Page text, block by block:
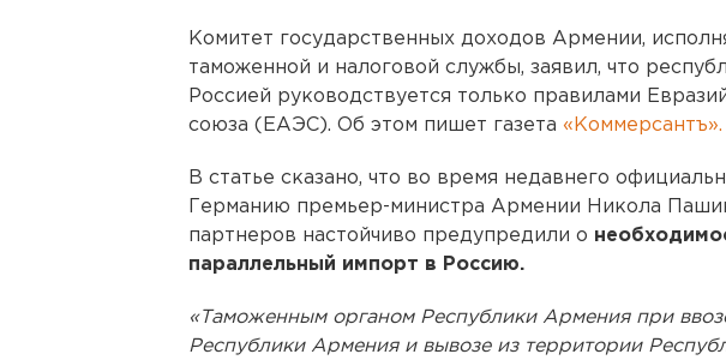
Комитет государственных доходов Армении,
таможенной и налоговой службы, заявил, что
Россией руководствуется только правилами
союза (ЕАЭС). Об этом пишет газета «Коммерсантъ».
В статье сказано, что во время недавнего
Германию премьер-министра Армении Никола
партнеров настойчиво предупредили о
параллельный импорт в Россию.
«Таможенным органом Республики Армения при
Республики Армения и вывозе из территории